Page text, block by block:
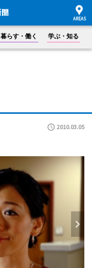
暮らす・働く 学ぶ・知る
2010.03.05